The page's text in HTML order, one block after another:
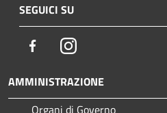
SEGUICI SU
FacebookInstagram
AMMINISTRAZIONE
Organi di Governo